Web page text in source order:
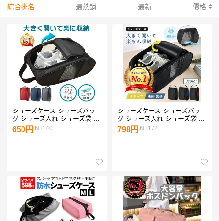
綜合排名 最熱銷 最新 價格
シューズケース シューズバッ
グ シューズ入れ シューズ袋 ス
ニーカー入れ 靴 袋 スポーツ
防水 スパイク 小学生 中学 部
650円 NT140
シューズケース シューズバッ
グ シューズ入れ シューズ袋 ゴ
ルフ スニーカー入れ スポーツ
防水 靴袋 スパイクケース 小学
798円 NT172